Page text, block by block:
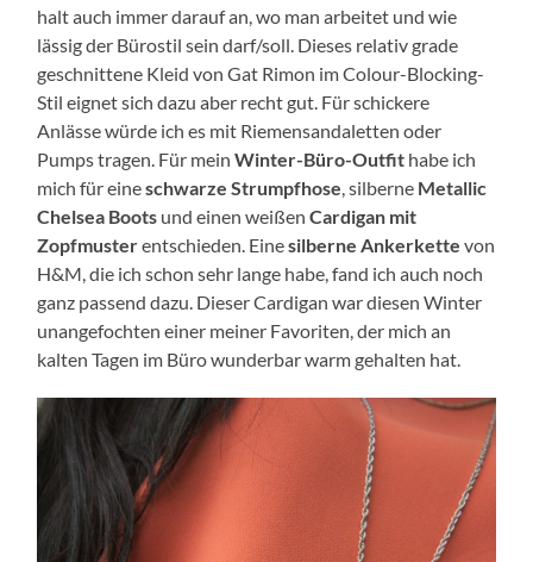
halt auch immer darauf an, wo man arbeitet und wie
lässig der Bürostil sein darf/soll. Dieses relativ grade
geschnittene Kleid von Gat Rimon im Colour-Blocking-
Stil eignet sich dazu aber recht gut. Für schickere
Anlässe würde ich es mit Riemensandaletten oder
Pumps tragen. Für meinWinter-Büro-Outfit habe ich
mich für eineschwarze Strumpfhose, silberne Metallic
Chelsea Boots und einen weißenCardigan mit
Zopfmusterentschieden. Einesilberne Ankerkette von
H&M, die ich schon sehr lange habe, fand ich auch noch
ganz passend dazu. Dieser Cardigan war diesen Winter
unangefochten einer meiner Favoriten, der mich an
kalten Tagen im Büro wunderbar warm gehalten hat.